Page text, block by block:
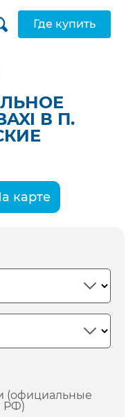
Где купить
В П.
карте
(официальные
РФ)